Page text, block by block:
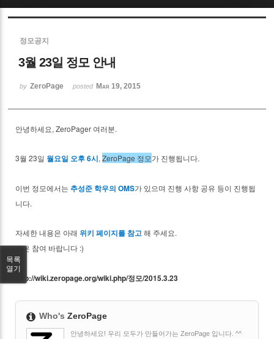
정모공지
3월 23일 정모 안내
by ZeroPage posted Mar 19, 2015
안녕하세요, ZeroPager 여러분.
3월 23일 월요일 오후 6시,ZeroPage 정모가 진행됩니다.
이번 정모에서는추성준 학우의 OMS가 있으며 진행 사항 공유 등이 진행됩
니다.
자세한 내용은 아래위키 페이지를 참고해 주세요.
많은 참여 바랍니다 :)
http://wiki.zeropage.org/wiki.php/정모/2015.3.23
Who's ZeroPage
안녕하세요! 우리 모두가 만들어가는 ZeroPage 입니다. ^^
목록
열기
Sketchbook5, 스케치북5
Sketchbook5, 스케치북5